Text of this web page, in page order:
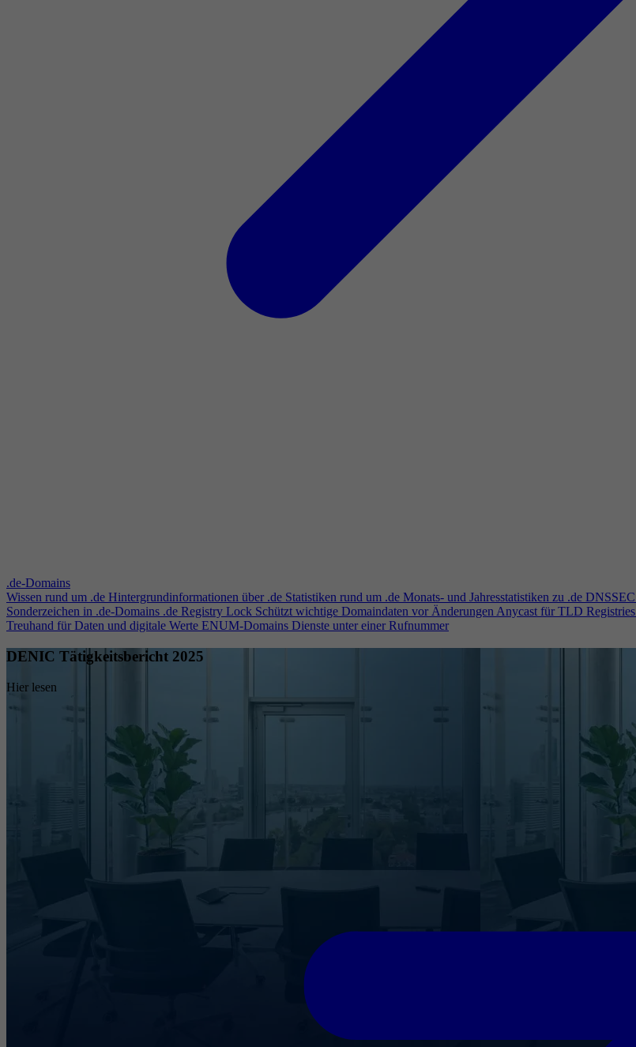
.de-Domains
Wissen rund um .de Hintergrundinformationen über .de Statistiken rund um .de Monats- und Jahresstatistiken zu .de DNSSEC
Sonderzeichen in .de-Domains .de Registry Lock Schützt wichtige Domaindaten vor ÄnderungenAnycast für TLD Registries
Treuhand für Daten und digitale Werte ENUM-Domains Dienste unter einer Rufnummer
DENIC Tätigkeitsbericht 2025
Hier lesen